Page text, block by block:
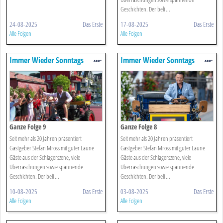
24-08-2025 Das Erste
Alle Folgen
Geschichten. Der beli ...
17-08-2025 Das Erste
Alle Folgen
Immer Wieder Sonntags
Ganze Folge 9
Seit mehr als 20 Jahren präsentiert
Gastgeber Stefan Mross mit guter Laune
Gäste aus der Schlagerszene, viele
Überraschungen sowie spannende
Geschichten. Der beli ...
10-08-2025 Das Erste
Alle Folgen
Immer Wieder Sonntags
Ganze Folge 8
Seit mehr als 20 Jahren präsentiert
Gastgeber Stefan Mross mit guter Laune
Gäste aus der Schlagerszene, viele
Überraschungen sowie spannende
Geschichten. Der beli ...
03-08-2025 Das Erste
Alle Folgen